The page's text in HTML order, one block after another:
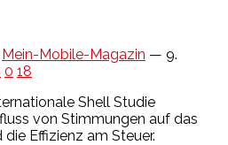
Mein-Mobile-Magazin — 9.
0 18
Shell Studie
von Stimmungen auf das
Effizienz am Steuer.